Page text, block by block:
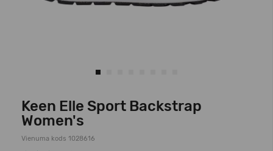
Keen Elle Sport Backstrap
Women's
Vienuma kods 1028616